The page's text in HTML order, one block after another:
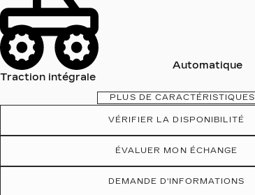
Traction intégrale
Automatique
PLUS DE CARACTÉRISTIQUES
VÉRIFIER LA DISPONIBILITÉ
ÉVALUER MON ÉCHANGE
DEMANDE D'INFORMATIONS